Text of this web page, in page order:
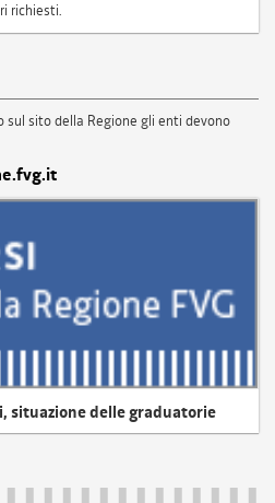
richiesti.
sul sito della Regione gli enti devono
situazione delle graduatorie